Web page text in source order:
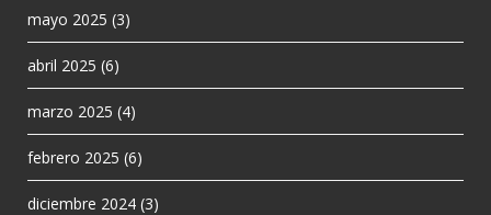
mayo 2025 (3)
abril 2025 (6)
marzo 2025 (4)
febrero 2025 (6)
diciembre 2024 (3)